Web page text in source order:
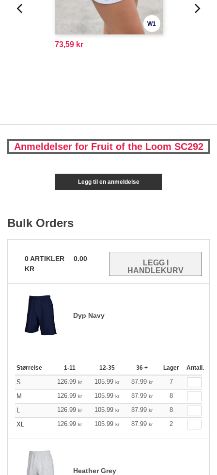
W1
73,59 kr
Anmeldelser for Fruit of the Loom SC292
Legg til en anmeldelse
Bulk Orders
0ARTIKLER
0.00
KR
Dyp Navy
Størrelse 1-11 12-35 36 + Lager Antall.
S 126.99 kr 105.99 kr 87.99 kr
7
M
126.99 kr 105.99 kr 87.99 kr
8
L
126.99 kr 105.99 kr 87.99 kr
8
XL
126.99 kr 105.99 kr 87.99 kr 2
Heather Grey